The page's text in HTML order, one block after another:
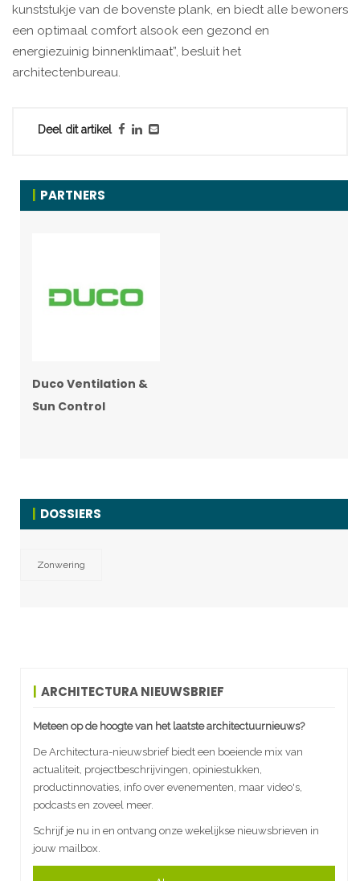
kunststukje van de bovenste plank, en biedt alle bewoners
een optimaal comfort alsook een gezond en
energiezuinig binnenklimaat”, besluit het
architectenbureau.
Deel dit artikel
PARTNERS
Duco Ventilation &
Sun Control
DOSSIERS
Zonwering
ARCHITECTURA NIEUWSBRIEF
Meteen op de hoogte van het laatste architectuurnieuws?
De Architectura-nieuwsbrief biedt een boeiende mix van
actualiteit, projectbeschrijvingen, opiniestukken,
productinnovaties, info over evenementen, maar video's,
podcasts en zoveel meer.
Schrijf je nu in en ontvang onze wekelijkse nieuwsbrieven in
jouw mailbox.